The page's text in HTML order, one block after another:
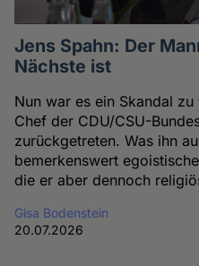
Jens Spahn: Der
Nächste ist
Nun war es ein Skandal
Chef der CDU/CSU-
zurückgetreten. Was ihn
bemerkenswert
die er aber dennoch
Gisa Bodenstein
20.07.2026